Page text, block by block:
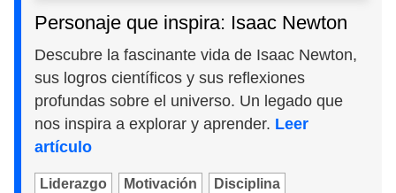
Personaje que inspira: Isaac Newton
Descubre la fascinante vida de Isaac Newton,
sus logros científicos y sus reflexiones
profundas sobre el universo. Un legado que
nos inspira a explorar y aprender. Leer
artículo
Liderazgo Motivación Disciplina